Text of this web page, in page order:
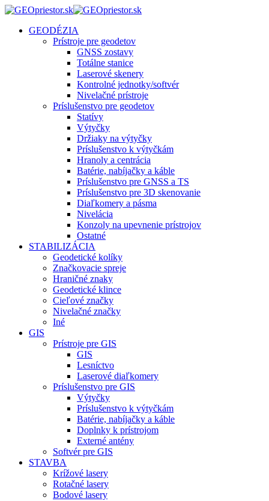
GEODÉZIA
Prístroje pre geodetov
GNSS zostavy
Totálne stanice
Laserové skenery
Kontrolné jednotky/softvér
Nivelačné prístroje
Príslušenstvo pre geodetov
Statívy
Výtyčky
Držiaky na výtyčky
Príslušenstvo k výtyčkám
Hranoly a centrácia
Batérie, nabíjačky a káble
Príslušenstvo pre GNSS a TS
Príslušenstvo pre 3D skenovanie
Diaľkomery a pásma
Nivelácia
Konzoly na upevnenie prístrojov
Ostatné
STABILIZÁCIA
Geodetické kolíky
Značkovacie spreje
Hraničné znaky
Geodetické klince
Cieľové značky
Nivelačné značky
Iné
GIS
Prístroje pre GIS
GIS
Lesníctvo
Laserové diaľkomery
Príslušenstvo pre GIS
Výtyčky
Príslušenstvo k výtyčkám
Batérie, nabíjačky a káble
Doplnky k prístrojom
Externé antény
Softvér pre GIS
STAVBA
Krížové lasery
Rotačné lasery
Bodové lasery